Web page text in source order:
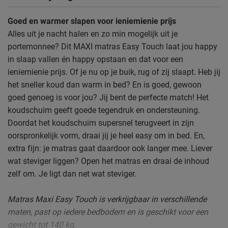
Goed en warmer slapen voor ieniemienie prijs
Alles uit je nacht halen en zo min mogelijk uit je
portemonnee? Dit MAXI matras Easy Touch laat jou happy
in slaap vallen én happy opstaan en dat voor een
ieniemienie prijs. Of je nu op je buik, rug of zij slaapt. Heb jij
het sneller koud dan warm in bed? En is goed, gewoon
goed genoeg is voor jou? Jij bent de perfecte match! Het
koudschuim geeft goede tegendruk en ondersteuning.
Doordat het koudschuim supersnel terugveert in zijn
oorspronkelijk vorm, draai jij je heel easy om in bed. En,
extra fijn: je matras gaat daardoor ook langer mee. Liever
wat steviger liggen? Open het matras en draai de inhoud
zelf om. Je ligt dan net wat steviger.
Matras Maxi Easy Touch is verkrijgbaar in verschillende
maten, past op iedere bedbodem en is geschikt voor een
gewicht tot 140 kg.